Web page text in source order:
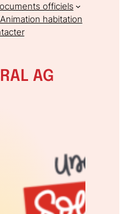
officiels
Animation habitation
AG